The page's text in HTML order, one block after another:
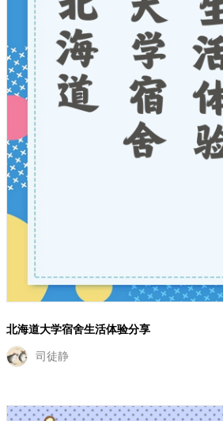
北海道大学宿舍生活体验分享
司徒静